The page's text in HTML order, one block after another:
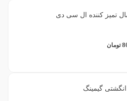
1 تمیز کننده ال سی دی
تومان
گیمینگ